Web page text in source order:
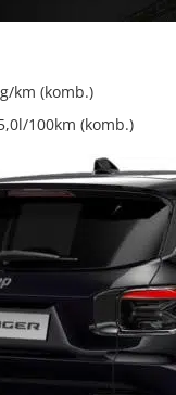
km (komb.)
100km (komb.)